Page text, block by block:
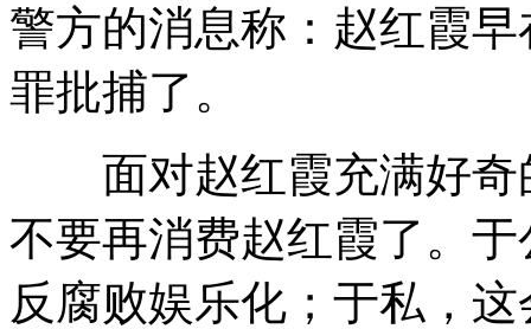
警方的消息称：赵红霞
罪批捕了。
面对赵红霞充满好奇
不要再消费赵红霞了。
反腐败娱乐化；于私，